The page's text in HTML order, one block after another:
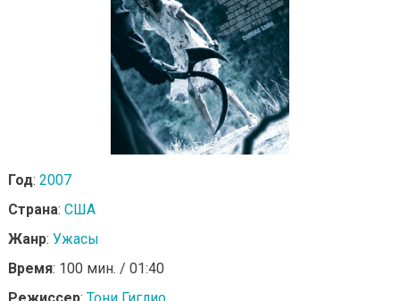
Год: 2007
Страна: США
Жанр: Ужасы
Время: 100 мин. / 01:40
Режиссер: Тони Гиглио